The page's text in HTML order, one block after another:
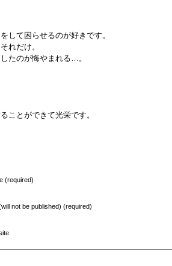
して困らせるのが好きです。
れだけ。
たのが悔やまれる…。
ことができて光栄です。
(required)
not be published) (required)